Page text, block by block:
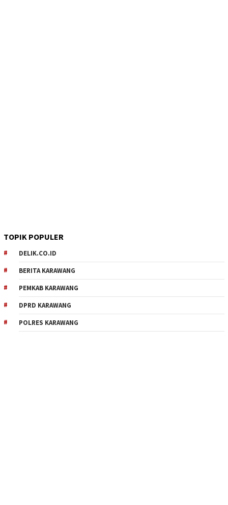
TOPIK POPULER
DELIK.CO.ID
BERITA KARAWANG
PEMKAB KARAWANG
DPRD KARAWANG
POLRES KARAWANG